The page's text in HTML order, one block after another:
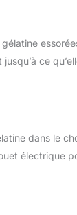
ce
dans le
électrique